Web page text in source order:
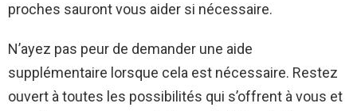
proches sauront vous aider si nécessaire.
N’ayez pas peur de demander une aide
supplémentaire lorsque cela est nécessaire. Restez
ouvert à toutes les possibilités qui s’offrent à vous et